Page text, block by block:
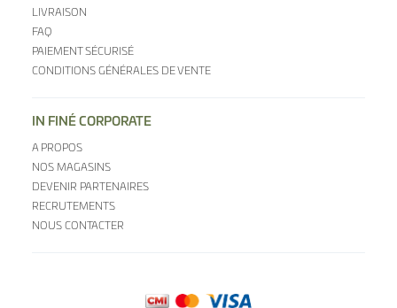
LIVRAISON
FAQ
PAIEMENT SÉCURISÉ
CONDITIONS GÉNÉRALES DE VENTE
IN FINÉ CORPORATE
A PROPOS
NOS MAGASINS
DEVENIR PARTENAIRES
RECRUTEMENTS
NOUS CONTACTER